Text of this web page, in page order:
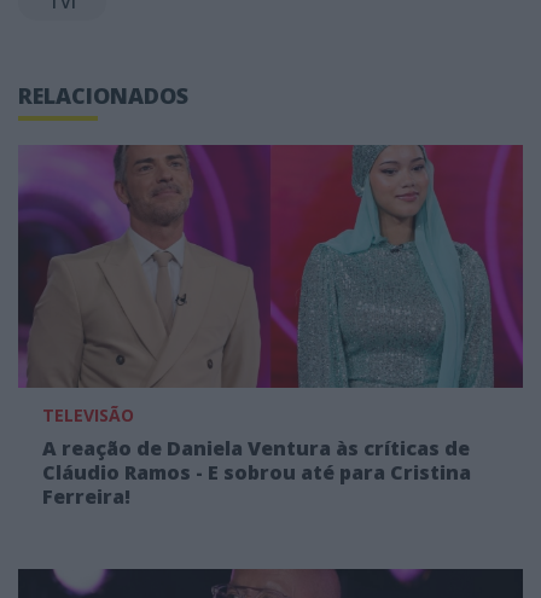
RELACIONADOS
TELEVISÃO
A reação de Daniela Ventura às críticas de
Cláudio Ramos - E sobrou até para Cristina
Ferreira!